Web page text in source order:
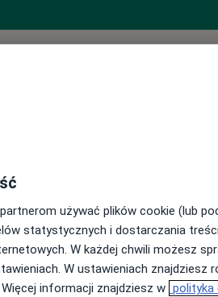
używać plików cookie (lub
statystycznych i dostarczania
W każdej chwili możesz
W ustawieniach znajdziesz
informacji znajdziesz w polityka